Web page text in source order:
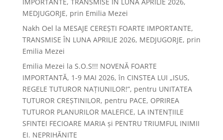
MEDJUGORJE, prin Emilia Mezei
Nakh Oel la MESAJE CEREȘTI FOARTE IMPORTANTE,
TRANSMISE ÎN LUNA APRILIE 2026, MEDJUGORJE, prin
Emilia Mezei
Emilia Mezei la S.O.S!!! NOVENĂ FOARTE
IMPORTANTĂ, 1-9 MAI 2026, în CINSTEA LUI „ISUS,
REGELE TUTUROR NAȚIUNILOR!”, pentru UNITATEA
TUTUROR CREȘTINILOR, pentru PACE, OPRIREA
TUTUROR PLANURILOR MALEFICE, LA INTENȚIILE
SFINTEI FECIOARE MARIA și PENTRU TRIUMFUL INIMII
EI. NEPRIHĂNITE